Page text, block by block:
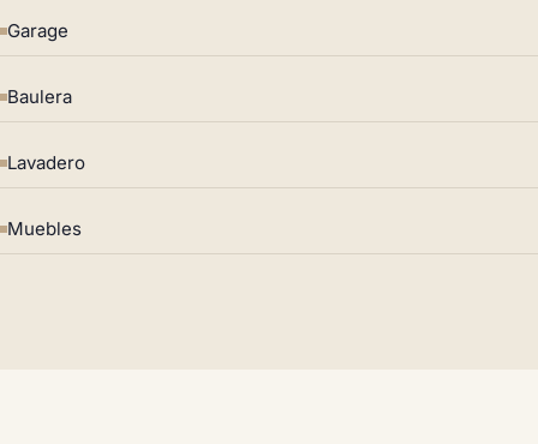
Garage
Baulera
Lavadero
Muebles